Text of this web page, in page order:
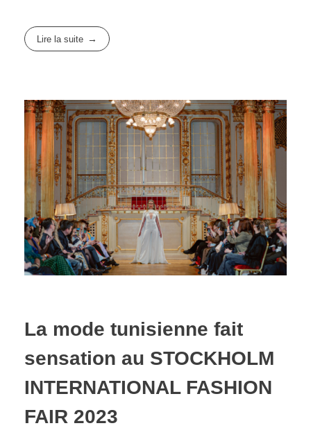
Lire la suite
La mode tunisienne fait
sensation au STOCKHOLM
INTERNATIONAL FASHION
FAIR 2023